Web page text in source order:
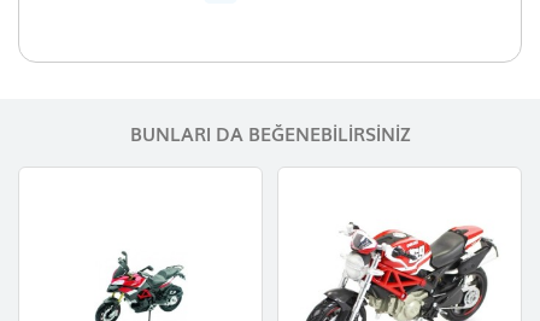
BUNLARI DA BEĞENEBILIRSINIZ